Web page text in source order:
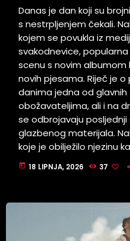
Danas je dan koji su
s nestrpljenjem čekali.
kojem se povukla iz
svakodnevice,
scenu s novim albumom
novih pjesama. Riječ je
danima jedna od
obožavateljima, ali i na
se odbrojavaju
glazbenog materijala.
koje je obilježilo njezinu
today 18 LIPNJA, 2026 37